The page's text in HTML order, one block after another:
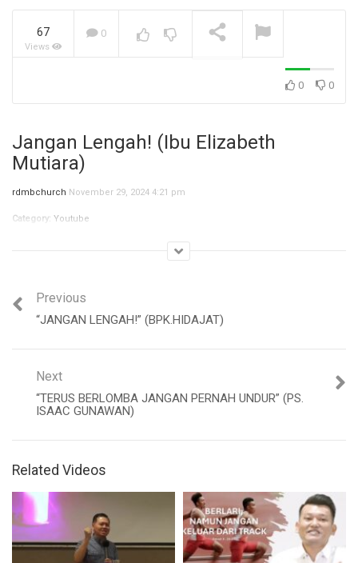
Jangan Biarkan Masa Lalu
Depanmu (Bpk. Stevanus)
67
Views
0
0 0
Jangan Lengah! (Ibu Elizabeth
Mutiara)
rdmbchurch November 29, 2024 4:21 pm
Category: Youtube
Previous
“JANGAN LENGAH!” (BPK.HIDAJAT)
Next
“TERUS BERLOMBA JANGAN PERNAH UNDUR” (PS.
ISAAC GUNAWAN)
Related Videos